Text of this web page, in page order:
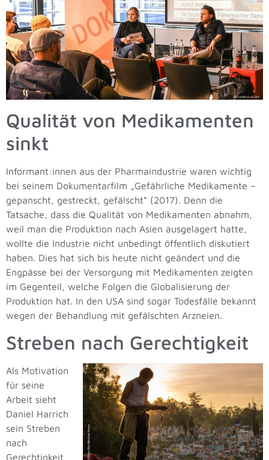
Qualität von Medikamenten
sinkt
Informant:innen aus der Pharmaindustrie waren wichtig
bei seinem Dokumentarfilm „Gefährliche Medikamente –
gepanscht, gestreckt, gefälscht“ (2017). Denn die
Tatsache, dass die Qualität von Medikamenten abnahm,
weil man die Produktion nach Asien ausgelagert hatte,
wollte die Industrie nicht unbedingt öffentlich diskutiert
haben. Dies hat sich bis heute nicht geändert und die
Engpässe bei der Versorgung mit Medikamenten zeigten
im Gegenteil, welche Folgen die Globalisierung der
Produktion hat. In den USA sind sogar Todesfälle bekannt
wegen der Behandlung mit gefälschten Arzneien.
Streben nach Gerechtigkeit
Als Motivation
für seine
Arbeit sieht
Daniel Harrich
sein Streben
nach
Gerechtigkeit